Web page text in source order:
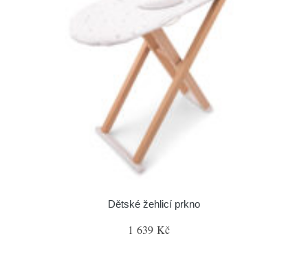
Dětské žehlicí prkno
1 639 Kč